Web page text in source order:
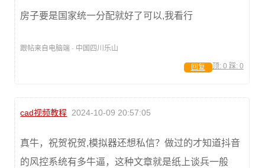
房子要是国家统一分配就好了可以,我看行
跟帖来自电脑端 · 中国四川乐山
顶: 0 踩: 0
回复
cad视频教程 2024-10-09 20:57:05
真牛，祝贺祝贺,模拟器还想私信？做过的才知道抖音
的风控系统有多牛逼，这种文章就是纸上谈兵一般